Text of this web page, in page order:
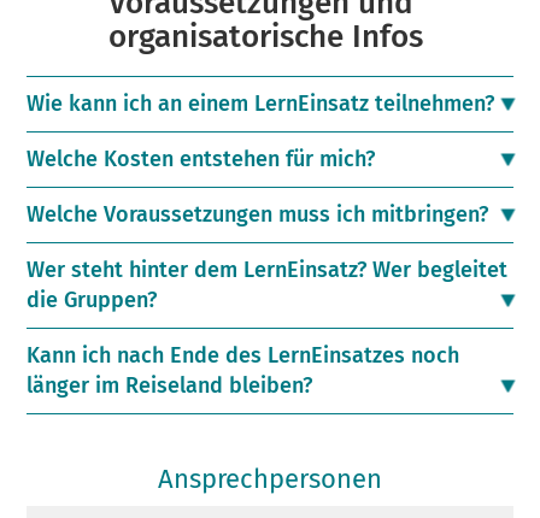
organisatorische Infos
Wie kann ich an einem LernEinsatz teilnehmen?
Welche Kosten entstehen für mich?
Welche Voraussetzungen muss ich mitbringen?
Wer steht hinter dem LernEinsatz? Wer begleitet
die Gruppen?
Kann ich nach Ende des LernEinsatzes noch
länger im Reiseland bleiben?
Ansprechpersonen